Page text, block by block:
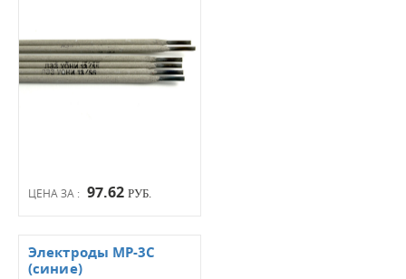
ЦЕНА ЗА : 97.62 РУБ.
Электроды МР-3С
(синие)